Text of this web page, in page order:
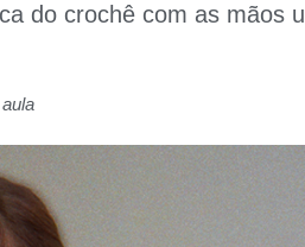
do crochê com as mãos